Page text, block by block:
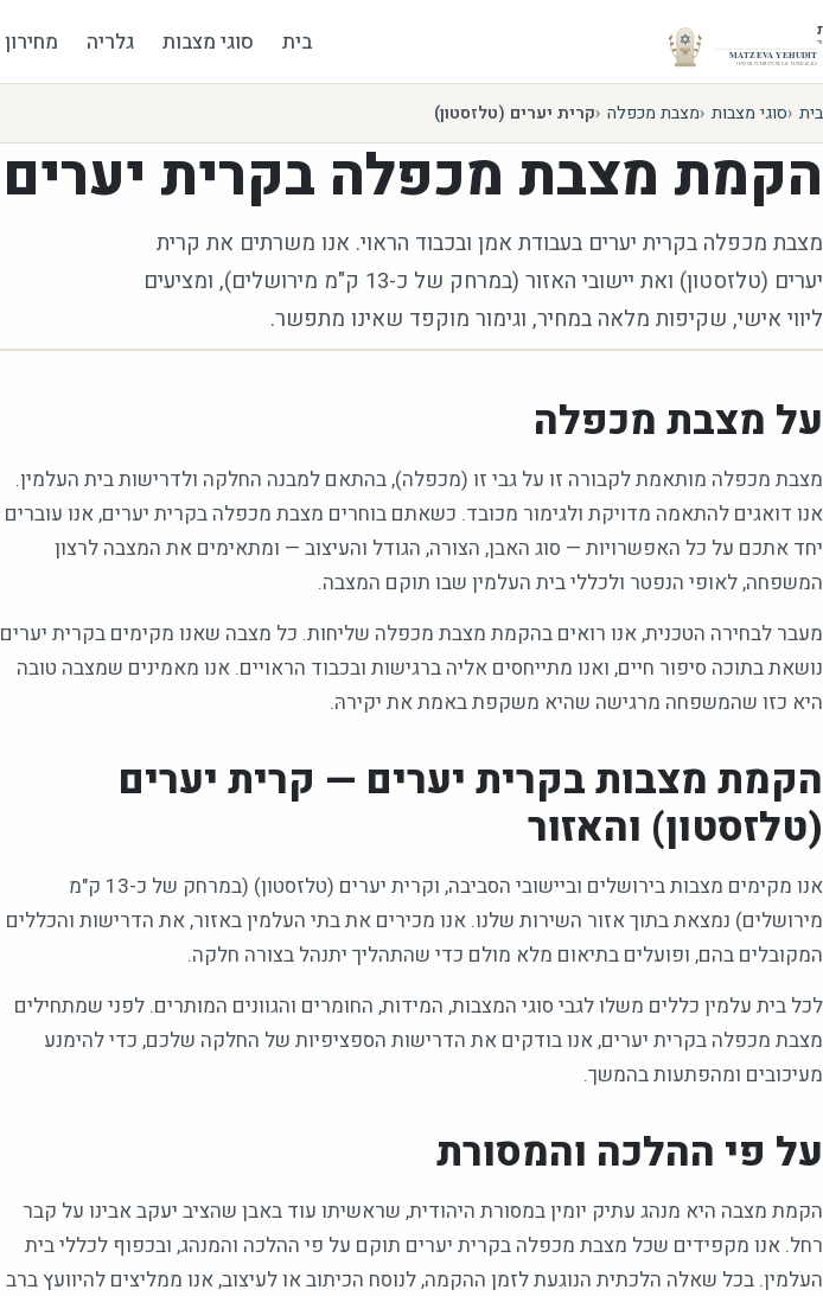
בית סוגי מצבות גלריה מחירון
בית סוגי מצבות מצבת מכפלה קרית יערים (טלזסטון)
הקמת מצבת מכפלה בקרית יערים
מצבת מכפלה בקרית יערים בעבודת אמן ובכבוד הראוי. אנו משרתים את קרית
יערים (טלזסטון) ואת יישובי האזור (במרחק של כ-13 ק"מ מירושלים), ומציעים
ליווי אישי, שקיפות מלאה במחיר, וגימור מוקפד שאינו מתפשר.
על מצבת מכפלה
מצבת מכפלה מותאמת לקבורה זו על גבי זו (מכפלה), בהתאם למבנה החלקה ולדרישות בית העלמין.
אנו דואגים להתאמה מדויקת ולגימור מכובד. כשאתם בוחרים מצבת מכפלה בקרית יערים, אנו עוברים
יחד אתכם על כל האפשרויות — סוג האבן, הצורה, הגודל והעיצוב — ומתאימים את המצבה לרצון
המשפחה, לאופי הנפטר ולכללי בית העלמין שבו תוקם המצבה.
מעבר לבחירה הטכנית, אנו רואים בהקמת מצבת מכפלה שליחות. כל מצבה שאנו מקימים בקרית יערים
נושאת בתוכה סיפור חיים, ואנו מתייחסים אליה ברגישות ובכבוד הראויים. אנו מאמינים שמצבה טובה
היא כזו שהמשפחה מרגישה שהיא משקפת באמת את יקירהּ.
הקמת מצבות בקרית יערים — קרית יערים
(טלזסטון) והאזור
אנו מקימים מצבות בירושלים וביישובי הסביבה, וקרית יערים (טלזסטון) (במרחק של כ-13 ק"מ
מירושלים) נמצאת בתוך אזור השירות שלנו. אנו מכירים את בתי העלמין באזור, את הדרישות והכללים
המקובלים בהם, ופועלים בתיאום מלא מולם כדי שהתהליך יתנהל בצורה חלקה.
לכל בית עלמין כללים משלו לגבי סוגי המצבות, המידות, החומרים והגוונים המותרים. לפני שמתחילים
מצבת מכפלה בקרית יערים, אנו בודקים את הדרישות הספציפיות של החלקה שלכם, כדי להימנע
מעיכובים ומהפתעות בהמשך.
על פי ההלכה והמסורת
הקמת מצבה היא מנהג עתיק יומין במסורת היהודית, שראשיתו עוד באבן שהציב יעקב אבינו על קבר
רחל. אנו מקפידים שכל מצבת מכפלה בקרית יערים תוקם על פי ההלכה והמנהג, ובכפוף לכללי בית
העלמין. בכל שאלה הלכתית הנוגעת לזמן ההקמה, לנוסח הכיתוב או לעיצוב, אנו ממליצים להיוועץ ברב